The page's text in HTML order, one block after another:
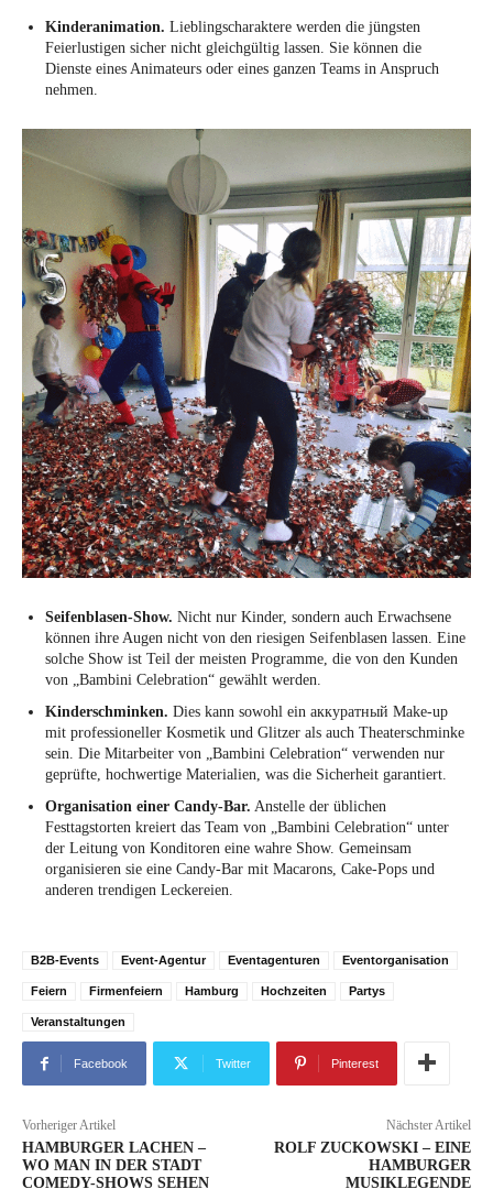
Kinderanimation. Lieblingscharaktere werden die jüngsten
Feierlustigen sicher nicht gleichgültig lassen. Sie können die
Dienste eines Animateurs oder eines ganzen Teams in Anspruch
nehmen.
Seifenblasen-Show. Nicht nur Kinder, sondern auch Erwachsene
können ihre Augen nicht von den riesigen Seifenblasen lassen. Eine
solche Show ist Teil der meisten Programme, die von den Kunden
von „Bambini Celebration“ gewählt werden.
Kinderschminken. Dies kann sowohl ein аккуратный Make-up
mit professioneller Kosmetik und Glitzer als auch Theaterschminke
sein. Die Mitarbeiter von „Bambini Celebration“ verwenden nur
geprüfte, hochwertige Materialien, was die Sicherheit garantiert.
Organisation einer Candy-Bar. Anstelle der üblichen
Festtagstorten kreiert das Team von „Bambini Celebration“ unter
der Leitung von Konditoren eine wahre Show. Gemeinsam
organisieren sie eine Candy-Bar mit Macarons, Cake-Pops und
anderen trendigen Leckereien.
B2B-Events Event-Agentur Eventagenturen Eventorganisation
Feiern Firmenfeiern Hamburg Hochzeiten Partys
Veranstaltungen
Facebook Twitter Pinterest
Vorheriger Artikel
HAMBURGER LACHEN –
WO MAN IN DER STADT
COMEDY-SHOWS SEHEN
Nächster Artikel
ROLF ZUCKOWSKI – EINE
HAMBURGER
MUSIKLEGENDE